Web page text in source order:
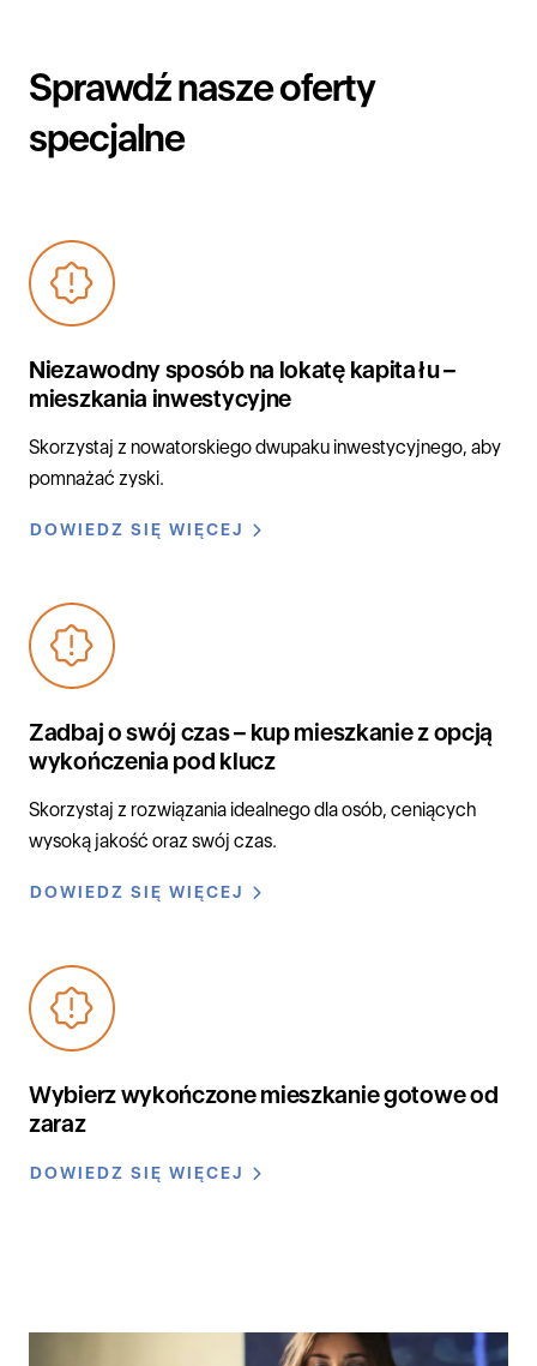
Sprawdź nasze oferty
specjalne
Niezawodny sposób na lokatę kapitału –
mieszkania inwestycyjne
Skorzystaj z nowatorskiego dwupaku inwestycyjnego, aby
pomnażać zyski.
DOWIEDZ SIĘ WIĘCEJ
Zadbaj o swój czas – kup mieszkanie z opcją
wykończenia pod klucz
Skorzystaj z rozwiązania idealnego dla osób, ceniących
wysoką jakość oraz swój czas.
DOWIEDZ SIĘ WIĘCEJ
Wybierz wykończone mieszkanie gotowe od
zaraz
DOWIEDZ SIĘ WIĘCEJ